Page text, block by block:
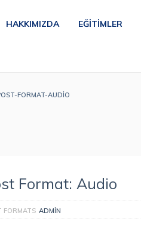
HAKKIMIZDA EĞITIMLER
FORMAT-AUDIO
Format: Audio
FORMATS ADMIN